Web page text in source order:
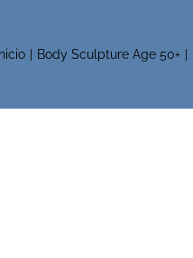
Inicio Body Sculpture Age 50+